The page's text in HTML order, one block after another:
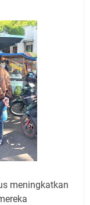
Akibat Kekeringan,
Kamuning Salurakan
Penyusunan
Hawa Nafsu?
Kuningan Kamis 6
Turun
Jumat 7 Agustus
Kuningan Jumat 7
meningkatkan